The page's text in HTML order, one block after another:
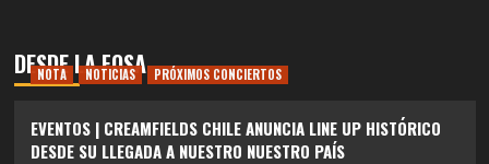
DESDE LA FOSA
NOTA NOTICIAS PRÓXIMOS CONCIERTOS
EVENTOS | CREAMFIELDS CHILE ANUNCIA LINE UP HISTÓRICO
DESDE SU LLEGADA A NUESTRO NUESTRO PAÍS